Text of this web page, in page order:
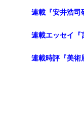
連載『安井浩司
連載エッセイ『
連載時評『美術